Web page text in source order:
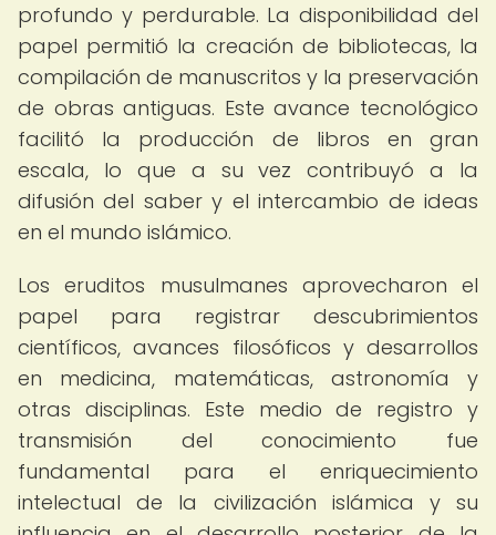
profundo y perdurable. La disponibilidad del
papel permitió la creación de bibliotecas, la
compilación de manuscritos y la preservación
de obras antiguas. Este avance tecnológico
facilitó la producción de libros en gran
escala, lo que a su vez contribuyó a la
difusión del saber y el intercambio de ideas
en el mundo islámico.
Los eruditos musulmanes aprovecharon el
papel para registrar descubrimientos
científicos, avances filosóficos y desarrollos
en medicina, matemáticas, astronomía y
otras disciplinas. Este medio de registro y
transmisión del conocimiento fue
fundamental para el enriquecimiento
intelectual de la civilización islámica y su